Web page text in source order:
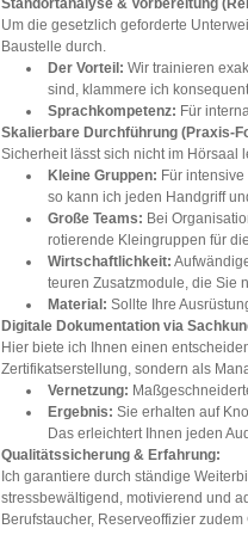
Standortanalyse & Vorbereitung
Um die gesetzlich geforderte
Baustelle durch.
Der Vorteil: Wir trainieren
sind, klammere ich
Sprachkompetenz: Für
Skalierbare Durchführung (Praxis-
Sicherheit lässt sich nicht im Hörsaal
Kleine Gruppen: Für
so kann ich jeden Handgriff
Große Teams: Bei
rotierende Kleingruppen für
Wirtschaftlichkeit:
teuren Zusatzmodule, die Sie
Material: Sollte Ihre
Digitale Dokumentation via
Hier biete ich Ihnen einen
Zertifikatserstellung, sondern als
Vernetzung:
Ergebnis: Sie erhalten auf
Das erleichtert Ihnen jeden
Qualitätssicherung & Erfahrung:
Ich garantiere durch ständige
stressbewältigend, motivierend und
Berufstaucher, Reserveoffizier